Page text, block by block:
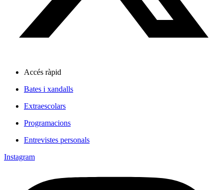
Accés ràpid
Bates i xandalls
Extraescolars
Programacions
Entrevistes personals
Instagram